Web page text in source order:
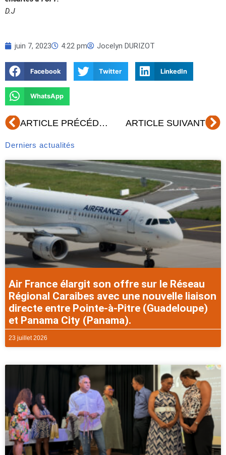
D.J
juin 7, 2023 4:22 pm Jocelyn DURIZOT
Facebook Twitter LinkedIn
WhatsApp
Précédent ARTICLE PRÉCÉDENT ARTICLE SUIVANT
Derniers actualités
Air France élargit son offre sur le Réseau
Régional Caraibes avec une nouvelle liaison
directe entre Pointe-à-Pitre (Guadeloupe)
et Panama City (Panama).
23 juillet 2026